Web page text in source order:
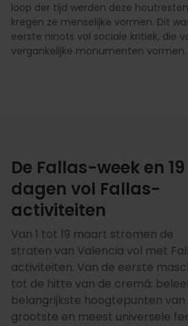
loop der tijd werden deze
kregen ze menselijke vormen. Dit
eerste ninots vol sociale kritiek, die
vergankelijke monumenten vormen.
De Fallas-week en 19
dagen vol Fallas-
activiteiten
Van 1 tot 19 maart stromen de
straten van Valencia vol met
activiteiten. Van de eerste
tot de hitte van de cremà:
belangrijkste hoogtepunten van
grootste en meest universele